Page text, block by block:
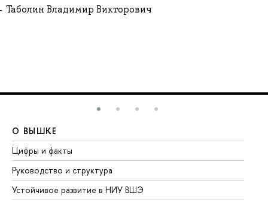
Таболин Владимир Викторович
О ВЫШКЕ
Цифры и факты
Руководство и структура
Устойчивое развитие в НИУ ВШЭ